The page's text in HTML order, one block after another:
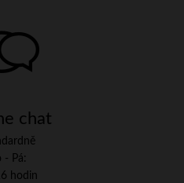
chat
- Pá:
hodin